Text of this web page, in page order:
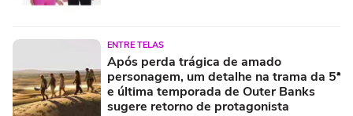
ENTRE TELAS
Após perda trágica de amado
personagem, um detalhe na trama da 5ª
e última temporada de Outer Banks
sugere retorno de protagonista